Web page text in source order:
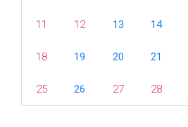
11 12 13 14
18 19 20 21
25 26 27 28